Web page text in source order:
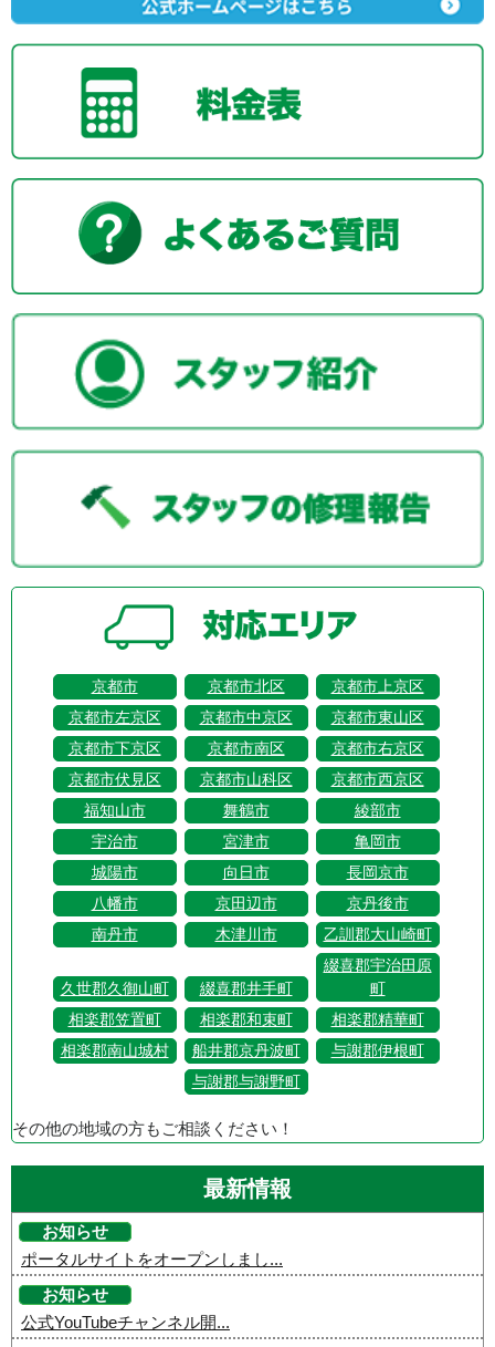
京都市 京都市北区
京都市上京区
京都市左京区
京都市中京区
京都市東山区
京都市下京区
京都市南区
京都市右京区
京都市伏見区
京都市山科区
京都市西京区
福知山市
舞鶴市
綾部市
宇治市
宮津市
亀岡市
城陽市
向日市
長岡京市
八幡市
京田辺市
京丹後市
南丹市
木津川市 乙訓郡大山崎町
久世郡久御山町 綴喜郡井手町
綴喜郡宇治田原
町
相楽郡笠置町
相楽郡和束町
相楽郡精華町
相楽郡南山城村
船井郡京丹波町
与謝郡伊根町
与謝郡与謝野町
その他の地域の方もご相談ください！
最新情報
お知らせ
ポータルサイトをオープンしまし...
お知らせ
公式YouTubeチャンネル開...